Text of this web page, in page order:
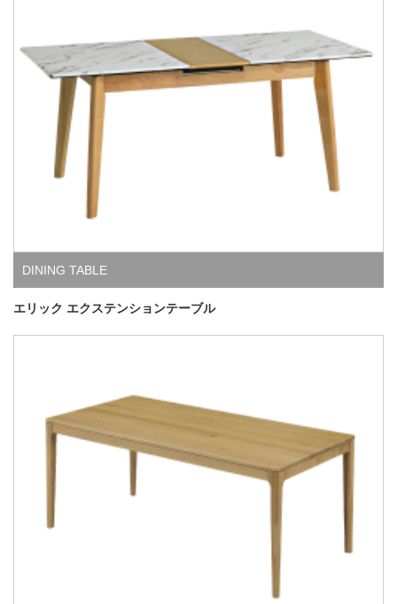
DINING TABLE
エリック エクステンションテーブル